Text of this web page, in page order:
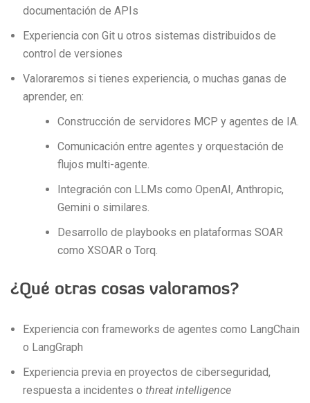
documentación de APIs
Experiencia con Git u otros sistemas distribuidos de
control de versiones
Valoraremos si tienes experiencia, o muchas ganas de
aprender, en:
Construcción de servidores MCP y agentes de IA.
Comunicación entre agentes y orquestación de
flujos multi-agente.
Integración con LLMs como OpenAI, Anthropic,
Gemini o similares.
Desarrollo de playbooks en plataformas SOAR
como XSOAR o Torq.
¿Qué otras cosas valoramos?
Experiencia con frameworks de agentes como LangChain
o LangGraph
Experiencia previa en proyectos de ciberseguridad,
respuesta a incidentes o threat intelligence